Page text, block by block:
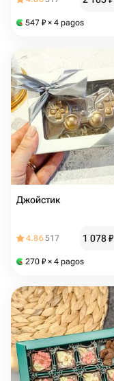
547 ₽ × 4 pagos
Джойстик
4.86517 1 078₽
270 ₽ × 4 pagos